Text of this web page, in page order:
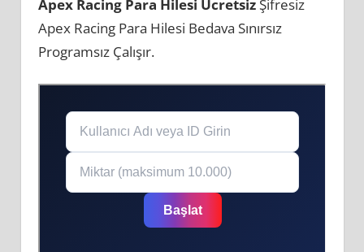
Apex Racing Para Hilesi ÜcretsizŞifresiz
Apex Racing Para Hilesi Bedava Sınırsız
Programsız Çalışır.